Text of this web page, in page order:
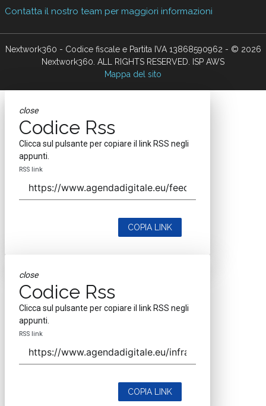
Contatta il nostro team per maggiori informazioni
Nextwork360 - Codice fiscale e Partita IVA 13868590962 - © 2026
Nextwork360. ALL RIGHTS RESERVED. ISP AWS
Mappa del sito
close
Codice Rss
Clicca sul pulsante per copiare il link RSS negli
appunti.
RSS link
COPIA LINK
close
Codice Rss
Clicca sul pulsante per copiare il link RSS negli
appunti.
RSS link
COPIA LINK